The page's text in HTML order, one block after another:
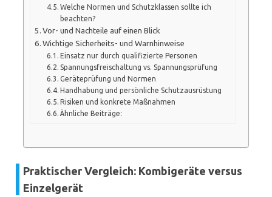
Welche Normen und Schutzklassen sollte ich
beachten?
Vor- und Nachteile auf einen Blick
Wichtige Sicherheits- und Warnhinweise
Einsatz nur durch qualifizierte Personen
Spannungsfreischaltung vs. Spannungsprüfung
Geräteprüfung und Normen
Handhabung und persönliche Schutzausrüstung
Risiken und konkrete Maßnahmen
Ähnliche Beiträge:
Praktischer Vergleich: Kombigeräte versus
Einzelgerät